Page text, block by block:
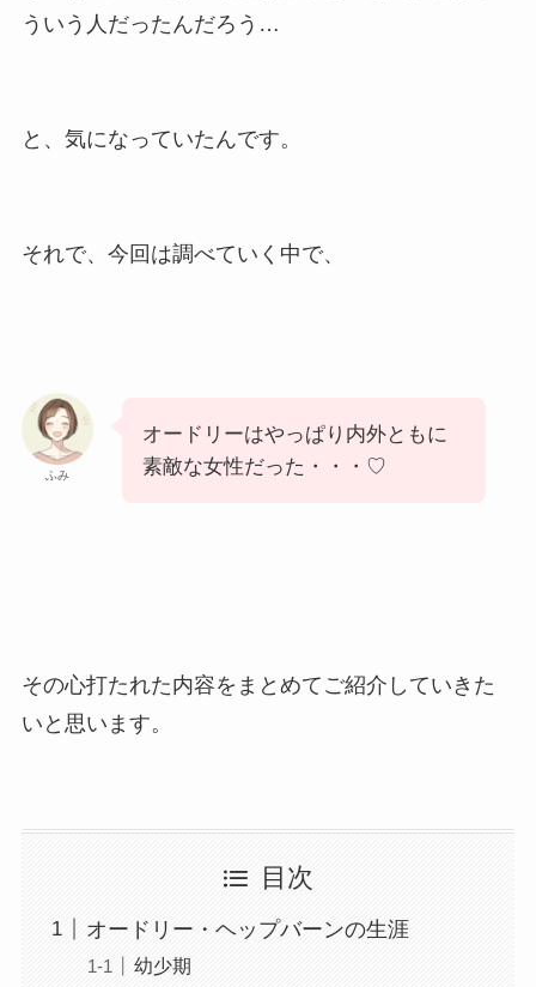
ういう人だったんだろう…
と、気になっていたんです。
それで、今回は調べていく中で、
ふみ
オードリーはやっぱり内外ともに
素敵な女性だった・・・♡
その心打たれた内容をまとめてご紹介していきた
いと思います。
目次
オードリー・ヘップバーンの生涯
幼少期